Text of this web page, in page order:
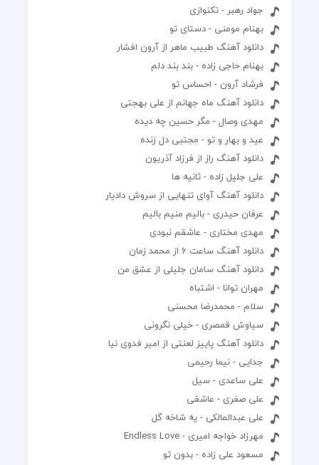
جواد رهبر - تکنوازی
بهنام مومنی - دستای تو
دانلود آهنگ طبیب ماهر از آرون افشار
بهنام حاجی زاده - بند بند دلم
فرشاد آرون - احساس تو
دانلود آهنگ ماه جهانم از علی بهجتی
مهدی وصال - مگر حسین چه دیده
عید و بهار و تو - مجتبی دل زنده
دانلود آهنگ راز از فرزاد آذریون
علی جلیل زاده - ثانیه ها
دانلود آهنگ آوای تنهایی از سروش دادیار
عرفان حیدری - بالیم منیم بالیم
مهدی مختاری - عاشقم نبودی
دانلود آهنگ ساعت 6 از محمد زمان
دانلود آهنگ سامان جلیلی از عشق من
مهران توانا - اشتباه
سلام - محمدرضا محسنی
سیاوش قمصری - خیلی نگرونی
دانلود آهنگ پاییز لعنتی از امیر فدوی نیا
جدایی - نیما رحیمی
علی ساعدی - سیل
علی صفری - عاشقی
علی عبدالمالکی - یه شاخه گل
مهرزاد خواجه امیری - Endless Love
مسعود علی زاده - بدون تو